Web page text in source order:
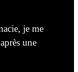
je me
une